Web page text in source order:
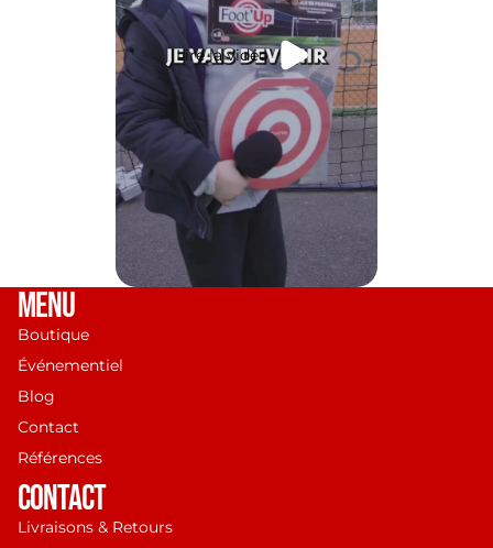
Lire la vidéo
MENU
Boutique
Événementiel
Blog
Contact
Références
CONTACT
Livraisons & Retours
Politique de confidentialité